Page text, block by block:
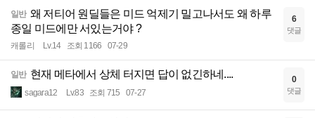
일반 왜 저티어 원딜들은 미드 억제기 밀고나서도 왜 하루
종일 미드에만 서있는거야 ?
캐롤리 Lv.14 조회 1166 07-29
6
댓글
일반 현재 메타에서 상체 터지면 답이 없긴하네....
sagara12 Lv.83 조회 715 07-27
0
댓글